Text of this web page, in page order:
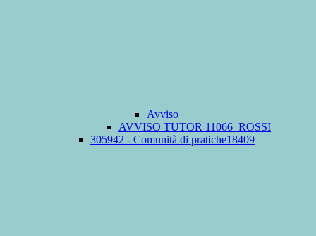
Avviso
AVVISO TUTOR 11066_ROSSI
305942 - Comunità di pratiche18409